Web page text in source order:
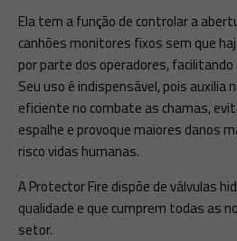
Ela tem a função de controlar a
canhões monitores fixos sem que
por parte dos operadores,
Seu uso é indispensável, pois auxilia
eficiente no combate as chamas,
espalhe e provoque maiores danos
risco vidas humanas.
A Protector Fire dispõe de válvulas
qualidade e que cumprem todas as
setor.